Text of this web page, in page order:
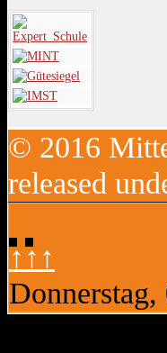
© 2016
released
↑↑↑